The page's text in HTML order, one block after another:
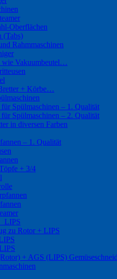
Oberflächen
(Tabs)
Rahmmaschinen
wie Vakuumbeutel…
+ Körbe…
Spülmaschinen – 1. Qualität
Spülmaschinen – 2. Qualität
in diversen Farben
– 1. Qualität
+ 3/4
LIPS
zu Rotor + LIPS
+ AGS (LIPS)